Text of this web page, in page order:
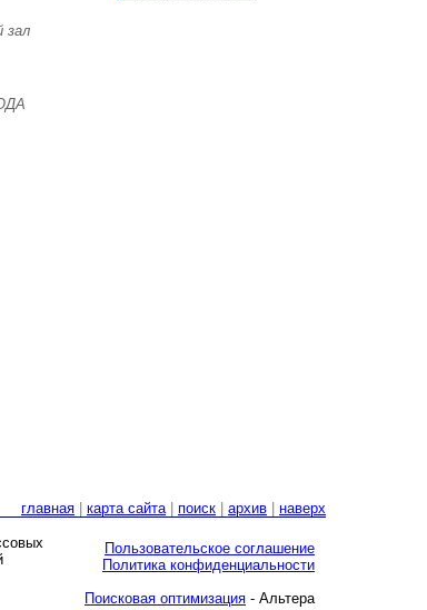
зал
главная карта сайта| поиск архив
наверх
Пользовательское соглашение
Политика конфиденциальности
Поисковая оптимизация - Альтера